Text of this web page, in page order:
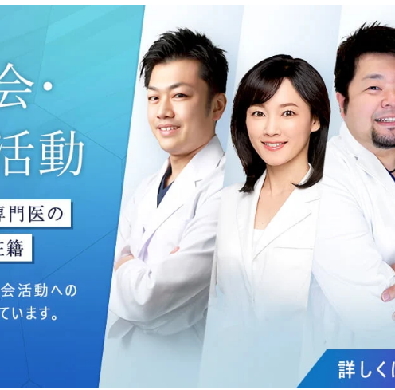
した情報を使用しての広告に利用するため
確認及びその対応のため
及び症例研究のため
め
報を、厳正な管理の下に蓄積・保管し、当該個人情報への不正アク
るため、必要かつ適切な組織的・人的・物理的・技術的防御措置を
成に必要な範囲で、取得情報を共同して利用することがあります。
般社団法人メディカルアライアンスが個人情報の管理について責任を
ィア御成門7F
ンス